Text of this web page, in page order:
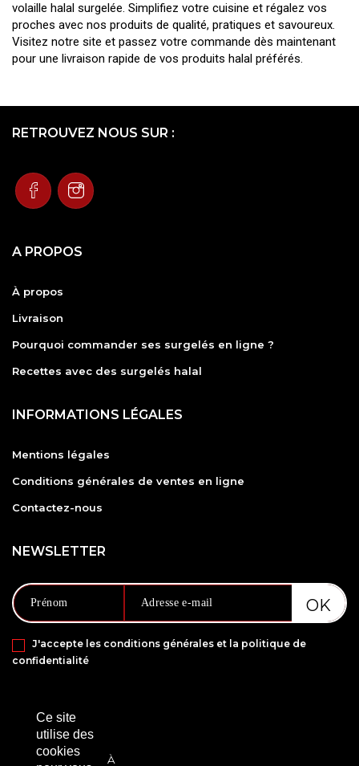
volaille halal surgelée. Simplifiez votre cuisine et régalez vos
proches avec nos produits de qualité, pratiques et savoureux.
Visitez notre site et passez votre commande dès maintenant
pour une livraison rapide de vos produits halal préférés.
RETROUVEZ NOUS SUR :
A PROPOS
À propos
Livraison
Pourquoi commander ses surgelés en ligne ?
Recettes avec des surgelés halal
INFORMATIONS LÉGALES
Mentions légales
Conditions générales de ventes en ligne
Contactez-nous
NEWSLETTER
J'accepte les conditions générales et la politique de
confidentialité
PAIEMENT SÉCURISÉ VIA
Ce site
utilise des
cookies
À